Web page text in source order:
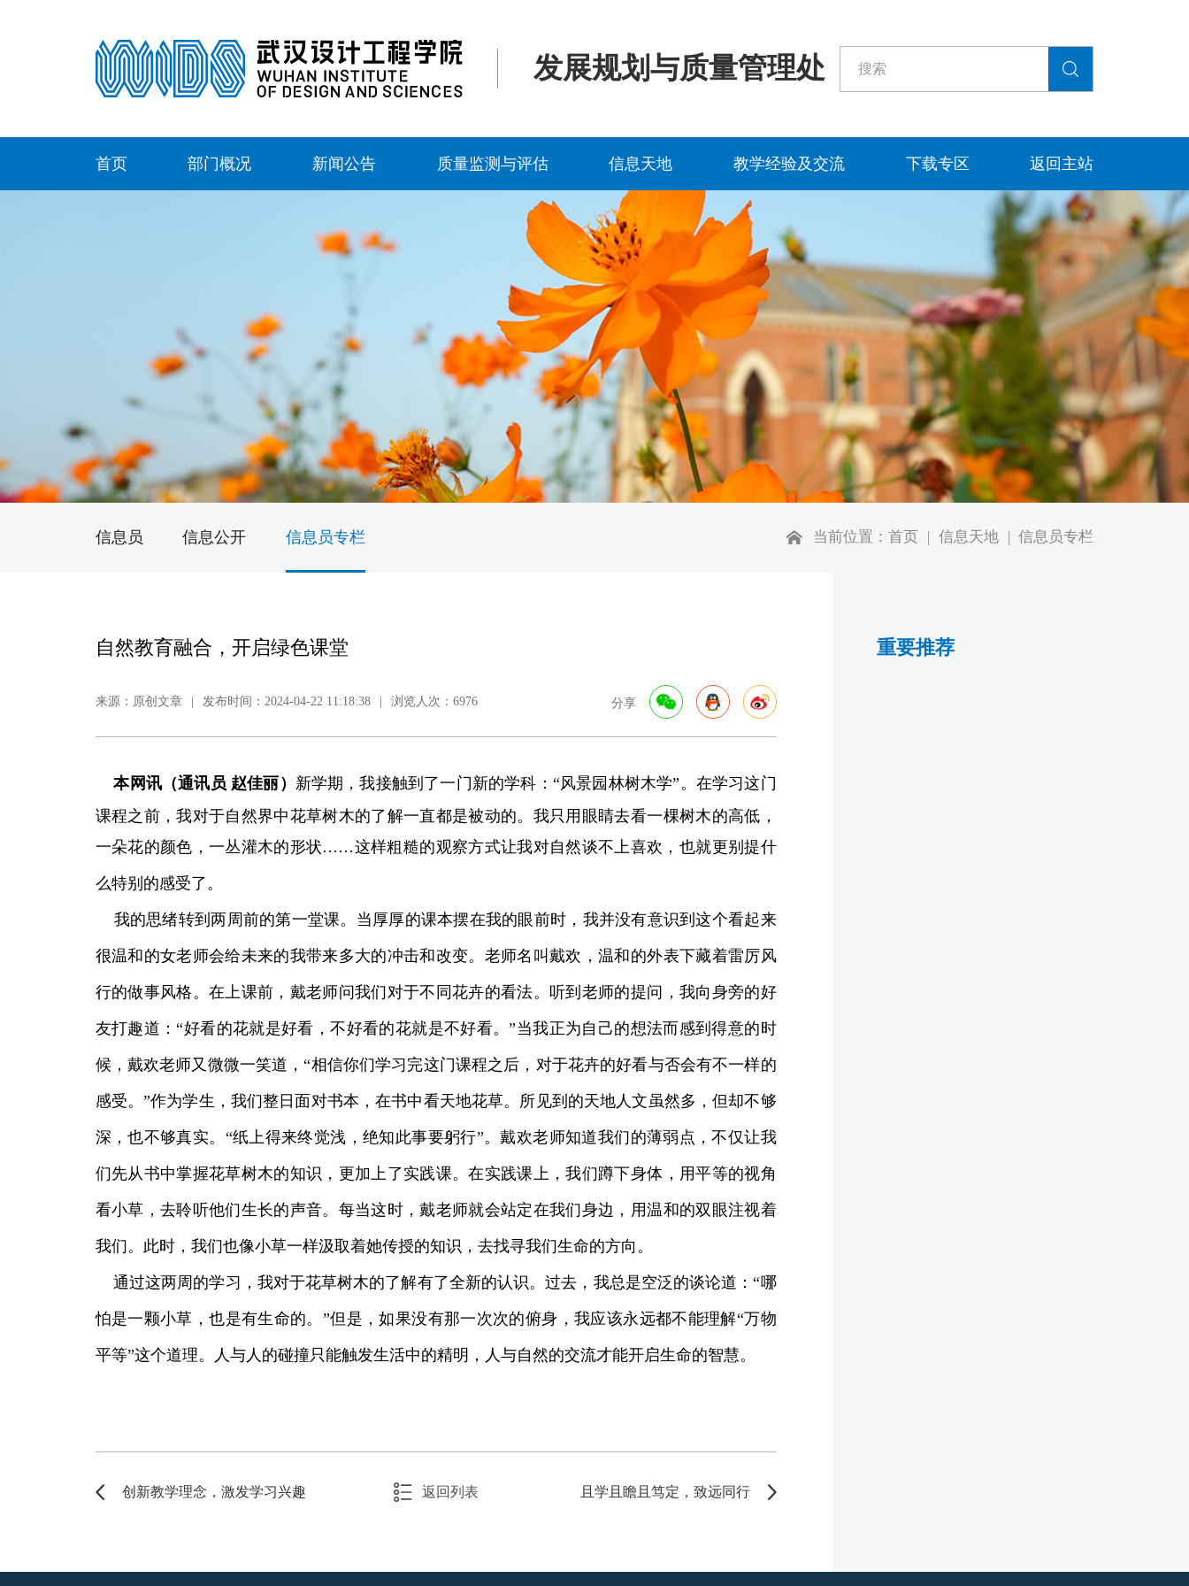
发展规划与质量管理处
首页 部门概况 新闻公告 质量监测与评估 信息天地 教学经验及交流 下载专区 返回主站
信息员 信息公开 信息员专栏 当前位置： 首页 信息天地 信息员专栏
自然教育融合，开启绿色课堂
来源：原创文章 | 发布时间：2024-04-22 11:18:38 | 浏览人次：6976 分享
本网讯（通讯 员 赵佳丽） 新学期，我接触到了一门新的学科：“风景园林树木学”。在学习这门
课程之前，我对于自然界中花草树木的了解一直都是被动的。我只用眼睛去看一棵树木的高低，
一朵花的颜色，一丛灌木的形状……这样粗糙的观察方式让我对自然谈不上喜欢，也就更别提什
么特别的感受了。
我的思绪转到两周前的第一堂课。当厚厚的课本摆在我的眼前时，我并没有意识到这个看起来
很温和的女老师会给未来的我带来多大的冲击和改变。老师名叫戴欢，温和的外表下藏着雷厉风
行的做事风格。在上课前，戴老师问我们对于不同花卉的看法。听到老师的提问，我向身旁的好
友打趣道：“好看的花就是好看，不好看的花就是不好看。”当我正为自己的想法而感到得意的时
候，戴欢老师又微微一笑道，“相信你们学习完这门课程之后，对于花卉的好看与否会有不一样的
感受。”作为学生，我们整日面对书本，在书中看天地花草。所见到的天地人文虽然多，但却不够
深，也不够真实。“纸上得来终觉浅，绝知此事要躬行”。戴欢老师知道我们的薄弱点，不仅让我
们先从书中掌握花草树木的知识，更加上了实践课。在实践课上，我们蹲下身体，用平等的视角
看小草，去聆听他们生长的声音。每当这时，戴老师就会站定在我们身边，用温和的双眼注视着
我们。此时，我们也像小草一样汲取着她传授的知识，去找寻我们生命的方向。
通过这两周的学习，我对于花草树木的了解有了全新的认识。过去，我总是空泛的谈论道：“哪
怕是一颗小草，也是有生命的。”但是，如果没有那一次次的俯身，我应该永远都不能理解“万物
平等”这个道理。人与人的碰撞只能触发生活中的精明，人与自然的交流才能开启生命的智慧。
创新教学理念，激发学习兴趣 返回列表 且学且瞻且笃定，致远同行
重要推荐